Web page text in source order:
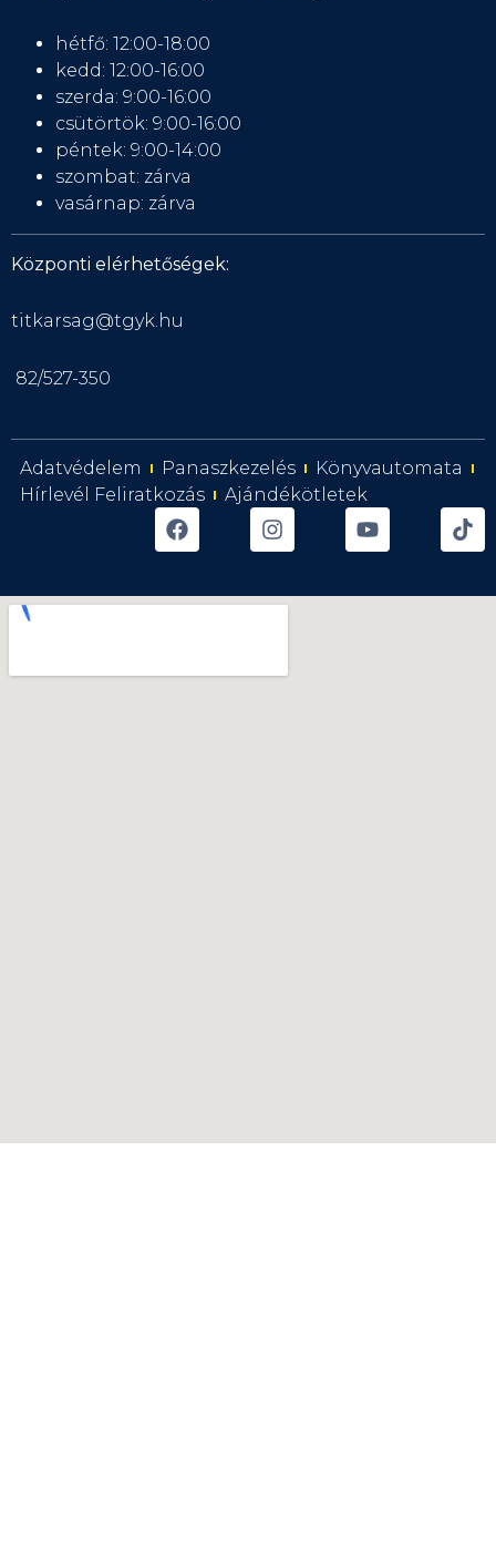
hétfő: 12:00-18:00
kedd: 12:00-16:00
szerda: 9:00-16:00
csütörtök: 9:00-16:00
péntek: 9:00-14:00
szombat: zárva
vasárnap: zárva
Központi elérhetőségek:
titkarsag@tgyk.hu
82/527-350
Adatvédelem Panaszkezelés
Könyvautomata
Hírlevél Feliratkozás
Ajándékötletek